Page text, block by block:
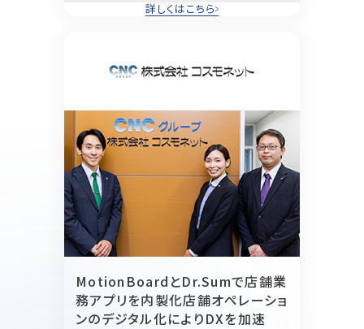
詳しくはこちら
MotionBoardとDr.Sumで店舗業
務アプリを内製化店舗オペレーショ
ンのデジタル化によりDXを加速